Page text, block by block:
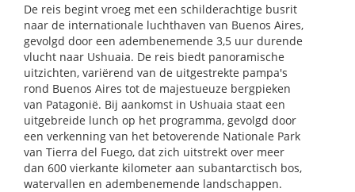
De reis begint vroeg met een schilderachtige busrit
naar de internationale luchthaven van Buenos Aires,
gevolgd door een adembenemende 3,5 uur durende
vlucht naar Ushuaia. De reis biedt panoramische
uitzichten, variërend van de uitgestrekte pampa's
rond Buenos Aires tot de majestueuze bergpieken
van Patagonië. Bij aankomst in Ushuaia staat een
uitgebreide lunch op het programma, gevolgd door
een verkenning van het betoverende Nationale Park
van Tierra del Fuego, dat zich uitstrekt over meer
dan 600 vierkante kilometer aan subantarctisch bos,
watervallen en adembenemende landschappen.